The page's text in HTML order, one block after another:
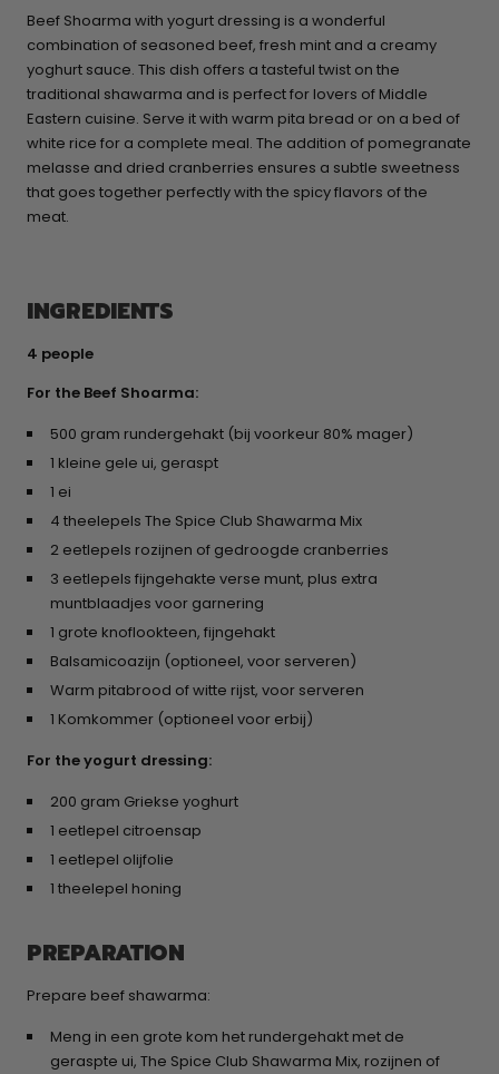
Beef Shoarma with yogurt dressing is a wonderful
combination of seasoned beef, fresh mint and a creamy
yoghurt sauce. This dish offers a tasteful twist on the
traditional shawarma and is perfect for lovers of Middle
Eastern cuisine. Serve it with warm pita bread or on a bed of
white rice for a complete meal. The addition of pomegranate
melasse and dried cranberries ensures a subtle sweetness
that goes together perfectly with the spicy flavors of the
meat.
INGREDIENTS
4 people
For the Beef Shoarma:
500 gram rundergehakt (bij voorkeur 80% mager)​
1 kleine gele ui, geraspt​
1 ei
4 theelepels The Spice Club Shawarma Mix​
2 eetlepels rozijnen of gedroogde cranberries​
3 eetlepels fijngehakte verse munt, plus extra
muntblaadjes voor garnering​
1 grote knoflookteen, fijngehakt​
Balsamicoazijn (optioneel, voor serveren)​
Warm pitabrood of witte rijst, voor serveren
1 Komkommer (optioneel voor erbij)
For the yogurt dressing:
200 gram Griekse yoghurt​
1 eetlepel citroensap​
1 eetlepel olijfolie
1 theelepel honing
PREPARATION
Prepare beef shawarma:
Meng in een grote kom het rundergehakt met de
geraspte ui, The Spice Club Shawarma Mix, rozijnen of